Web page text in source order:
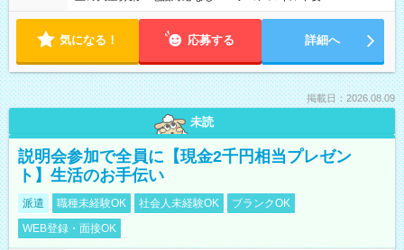
気になる！ 応募する 詳細へ
掲載日：2026.08.09
未読
説明会参加で全員に【現金2千円相当プレゼン
ト】生活のお手伝い
派遣 職種未経験OK 社会人未経験OK
ブランクOK
WEB登録・面接OK